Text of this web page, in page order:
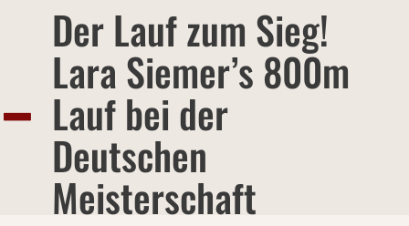
Der Lauf zum Sieg!
Lara Siemer’s 800m
Lauf bei der
Deutschen
Meisterschaft